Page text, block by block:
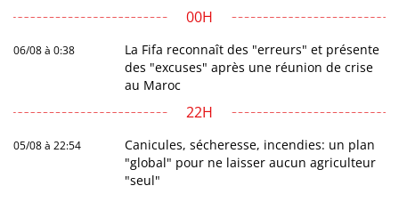
00H
06/08 à 0:38
La Fifa reconnaît des "erreurs" et présente
des "excuses" après une réunion de crise
au Maroc
22H
05/08 à 22:54
Canicules, sécheresse, incendies: un plan
"global" pour ne laisser aucun agriculteur
"seul"